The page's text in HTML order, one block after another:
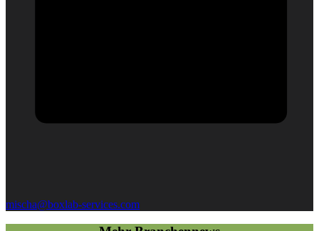
mischa@boxlab-services.com